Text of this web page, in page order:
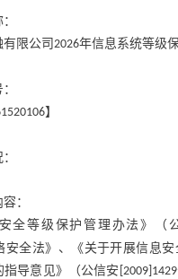
限公司 2026年信息系统等级
】
：
全等级保护管理办法》（
安全法》、《关于开展信息
指导意见》（公信安 [2009]1429